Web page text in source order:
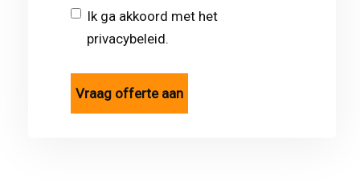
Ik ga akkoord met het
privacybeleid.